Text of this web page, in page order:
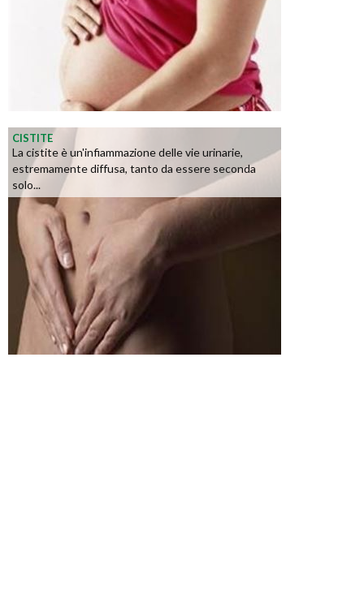
CISTITE
La cistite è un'infiammazione delle vie urinarie,
estremamente diffusa, tanto da essere seconda
solo...